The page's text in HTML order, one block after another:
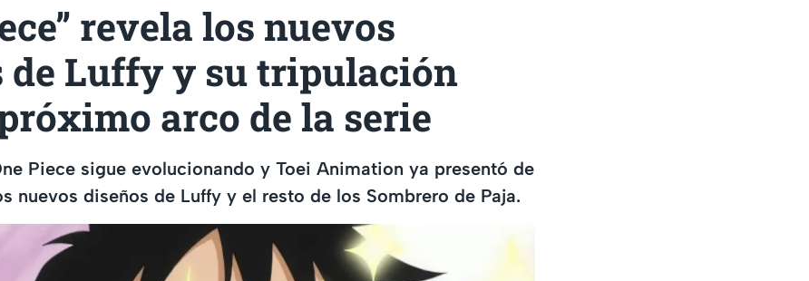
revela los nuevos
de Luffy y su tripulación
arco de la serie
Piece sigue evolucionando y Toei Animation ya presentó de
nuevos diseños de Luffy y el resto de los Sombrero de Paja.